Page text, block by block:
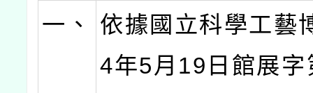
一、
依據國立科學工藝
4年5月19日館展